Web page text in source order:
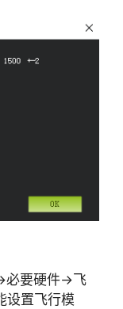
必要硬件->飞
设置飞行模